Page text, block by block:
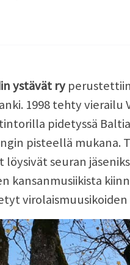
ystävät ry
1998 tehty
pidetyssä
pisteellä mukana.
löysivät seuran
kansanmusiikista